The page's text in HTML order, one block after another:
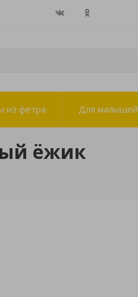
из фетра Для малышей
ёжик